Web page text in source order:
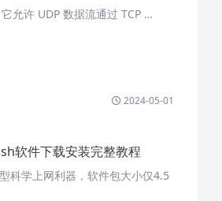
允许 UDP 数据流通过 TCP …
2024-05-01
软件下载安装完整教程
科学上网利器，软件包大小仅4.5